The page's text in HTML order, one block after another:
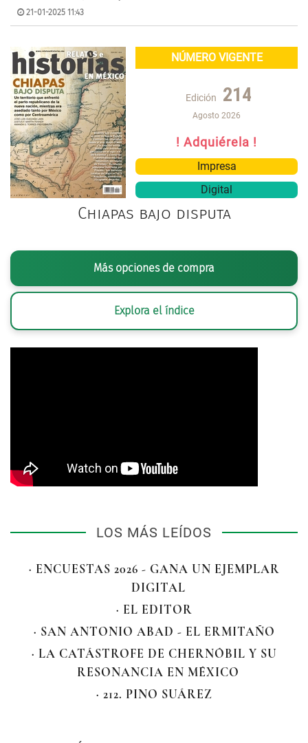
21-01-2025 11:43
NÚMERO VIGENTE
Edición 214
Agosto 2026
! Adquiérela !
Impresa
Digital
Chiapas bajo disputa
Más opciones de compra
Explora el índice
LOS MÁS LEÍDOS
· ENCUESTAS 2026 - GANA UN EJEMPLAR
DIGITAL
· EL EDITOR
· SAN ANTONIO ABAD - EL ERMITAÑO
· LA CATÁSTROFE DE CHERNÓBIL Y SU
RESONANCIA EN MÉXICO
· 212. PINO SUÁREZ